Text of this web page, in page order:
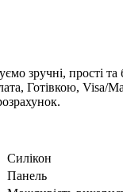
зручні, прості та
Готівкою, Visa/
Силікон
Панель